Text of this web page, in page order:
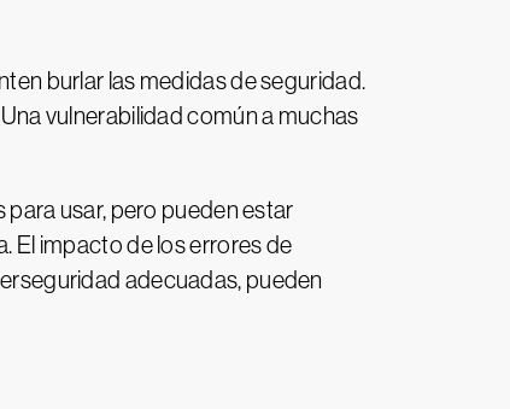
burlar las medidas de seguridad.
vulnerabilidad común a muchas
usar, pero pueden estar
El impacto de los errores de
adecuadas, pueden